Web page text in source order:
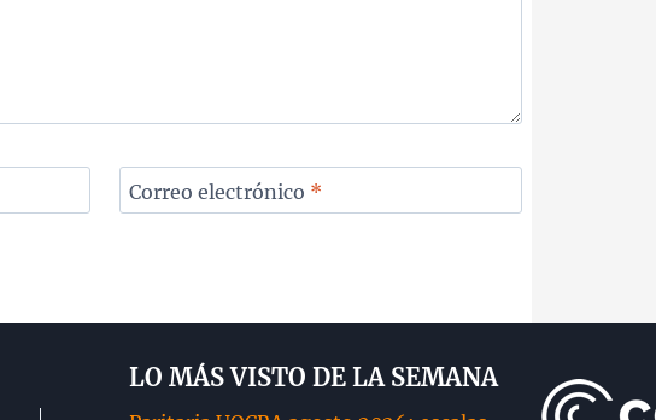
Correo electrónico *
LO MÁS VISTO DE LA SEMANA